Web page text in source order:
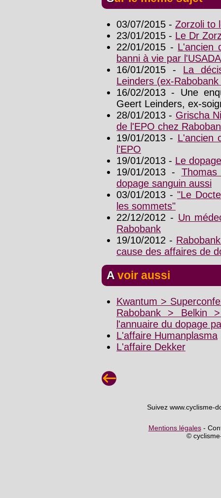
03/07/2015 - Zorzoli to
23/01/2015 - Le Dr
22/01/2015 - L'ancien
banni à vie par l'USADA
16/01/2015 - La
Leinders (ex-
16/02/2013 - Une
Geert Leinders, ex-
28/01/2013 - Grischa
de l'EPO chez
19/01/2013 - L'ancien
l'EPO
19/01/2013 - Le
19/01/2013 -
dopage sanguin aussi
03/01/2013 - "Le
les sommets"
22/12/2012 - Un
Rabobank
19/10/2012 -
cause des affaires de
A voir aussi
Kwantum >
Rabobank > Belkin
l'annuaire du dopage
L'affaire Humanplasma
L'affaire Dekker
Suivez www.cyclisme-
Mentions légales-
©